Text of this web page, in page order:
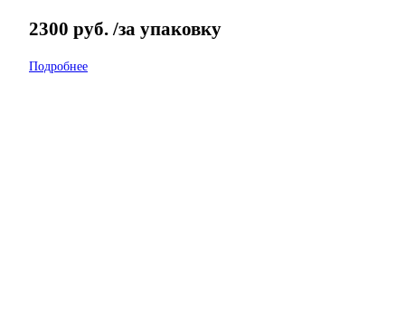
2300 руб. /за упаковку
Подробнее